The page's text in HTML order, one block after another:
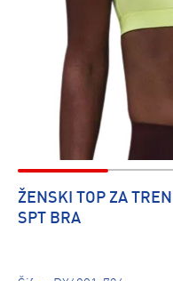
ŽENSKI TOP ZA
SPT BRA